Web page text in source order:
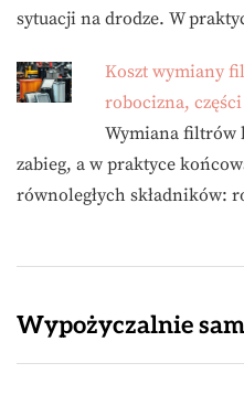
sytuacji na drodze. W
Koszt wymiany
robocizna,
Wymiana filtrów
zabieg, a w praktyce
równoległych składników:
Wypożyczalnie